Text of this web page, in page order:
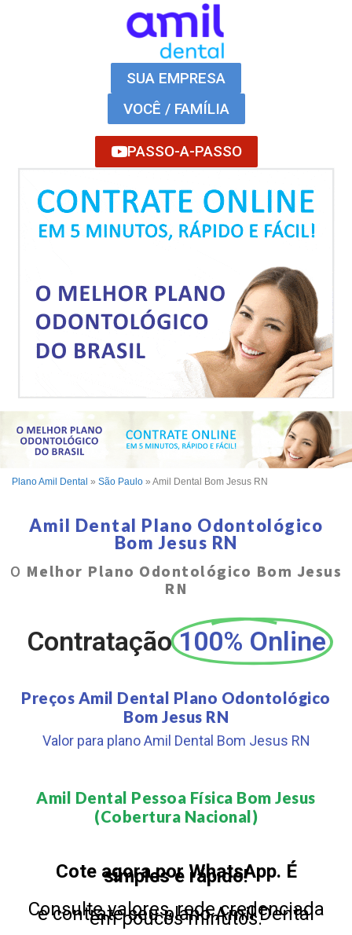
SUA EMPRESA
VOCÊ / FAMÍLIA
PASSO-A-PASSO
Plano Amil Dental » São Paulo » Amil Dental Bom Jesus RN
Amil Dental Plano Odontológico
Bom Jesus RN
O Melhor Plano Odontológico Bom Jesus
RN
Contratação 100% Online
Preços Amil Dental Plano Odontológico
Bom Jesus RN
Valor para plano Amil Dental Bom Jesus RN
Amil Dental Pessoa Física Bom Jesus
(Cobertura Nacional)​
Cote agora por WhatsApp. É
simples e rápido!
Consulte valores, rede credenciada
e contrate seu plano Amil Dental
em poucos minutos.